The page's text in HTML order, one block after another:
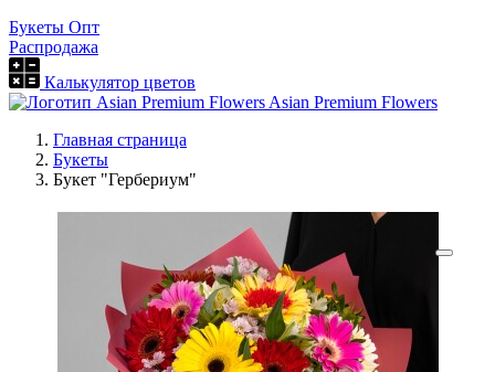
Букеты Опт
Распродажа
Калькулятор цветов
Asian Premium Flowers
Главная страница
Букеты
Букет "Гербериум"